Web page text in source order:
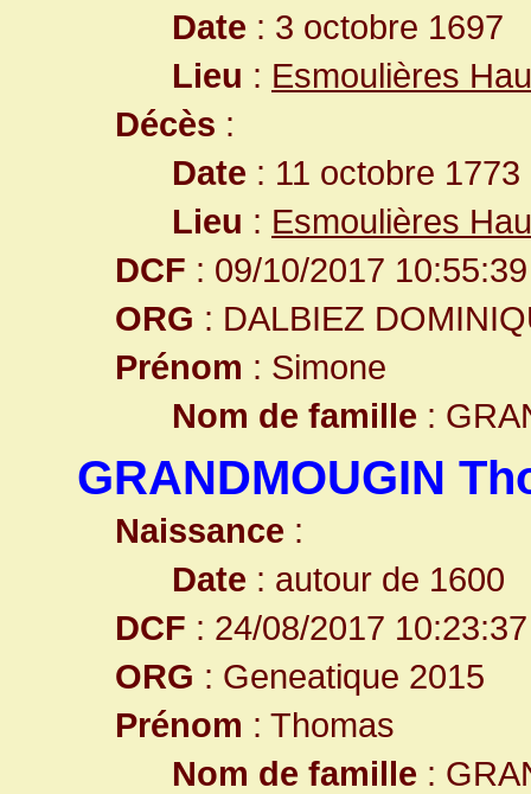
Date : 3 octobre 1697
Lieu : Esmoulières
Décès :
Date : 11 octobre
Lieu : Esmoulières
DCF : 09/10/2017 10:55:39
ORG : DALBIEZ
Prénom : Simone
Nom de famille :
GRANDMOUGIN
Naissance :
Date : autour de 1600
DCF : 24/08/2017 10:23:37
ORG : Geneatique 2015
Prénom : Thomas
Nom de famille :